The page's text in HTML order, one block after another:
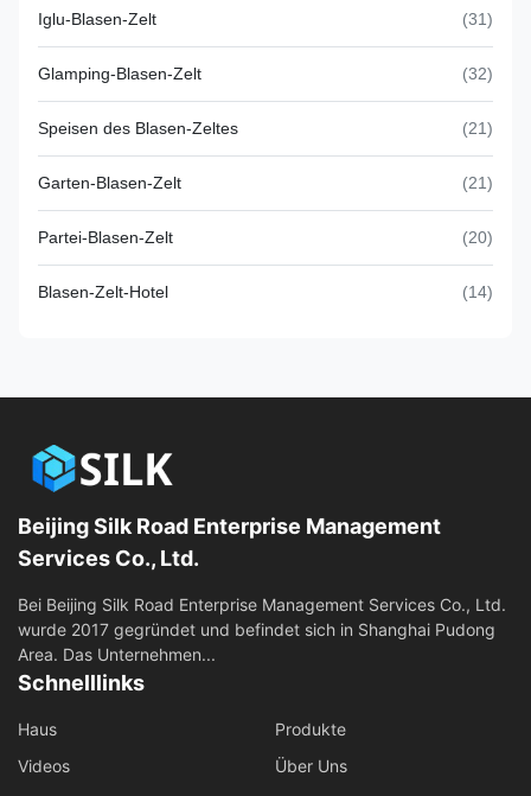
Iglu-Blasen-Zelt (31)
Glamping-Blasen-Zelt (32)
Speisen des Blasen-Zeltes (21)
Garten-Blasen-Zelt (21)
Partei-Blasen-Zelt (20)
Blasen-Zelt-Hotel (14)
Beijing Silk Road Enterprise Management
Services Co., Ltd.
Bei Beijing Silk Road Enterprise Management Services Co., Ltd.
wurde 2017 gegründet und befindet sich in Shanghai Pudong
Area. Das Unternehmen...
Schnelllinks
Haus
Produkte
Videos
Über Uns